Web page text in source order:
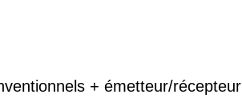
+ émetteur/récepteur